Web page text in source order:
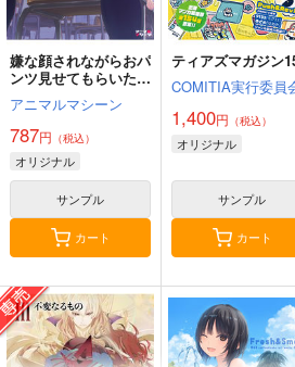
嫌な顔されながらおパ
ンツ見せてもらいたい
本14
アニマルマシーン
787円 （税込）
オリジナル
サンプル
カート
ティアズマガジン
COMITIA実行委員
1,400円 （税込）
オリジナル
サンプル
カート